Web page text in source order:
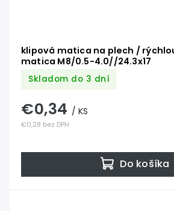
klipová matica na plech /
matica M8/0.5-4.0//24.3x17
Skladom do 3 dní
€0,28 bez DPH
€0,34 / KS
Do košíka